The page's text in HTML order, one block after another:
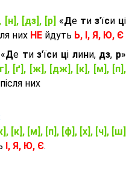
[н], [дз], [р] «Де ти з'їси ці
них НЕ йдуть Ь, І, Я, Ю, Є
Де тиз'їси ці лини, дз, р»
[ґ], [ж], [дж], [к], [м], [п],
них
[к], [м], [п], [ф], [х], [ч], [ш]
І, Я, Ю, Є.